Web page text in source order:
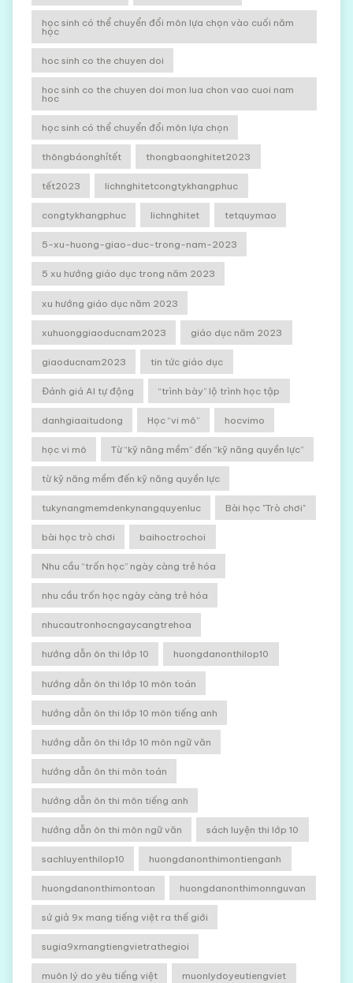
học sinh có thể chuyển đổi môn lựa chọn vào cuối năm
học
hoc sinh co the chuyen doi
hoc sinh co the chuyen doi mon lua chon vao cuoi nam
hoc
học sinh có thể chuyển đổi môn lựa chọn
thôngbáonghỉtết thongbaonghitet2023
tết2023 lichnghitetcongtykhangphuc
congtykhangphuc lichnghitet tetquymao
5-xu-huong-giao-duc-trong-nam-2023
5 xu hướng giáo dục trong năm 2023
xu hướng giáo dục năm 2023
xuhuonggiaoducnam2023 giáo dục năm 2023
giaoducnam2023 tin tức giáo dục
Đánh giá AI tự động “trình bày” lộ trình học tập
danhgiaaitudong Học “vi mô” hocvimo
học vi mô Từ “kỹ năng mềm” đến “kỹ năng quyền lực”
từ kỹ năng mềm đến kỹ năng quyền lực
tukynangmemdenkynangquyenluc Bài học "Trò chơi"
bài học trò chơi baihoctrochoi
Nhu cầu “trốn học” ngày càng trẻ hóa
nhu cầu trốn học ngày càng trẻ hóa
nhucautronhocngaycangtrehoa
hướng dẫn ôn thi lớp 10 huongdanonthilop10
hướng dẫn ôn thi lớp 10 môn toán
hướng dẫn ôn thi lớp 10 môn tiếng anh
hướng dẫn ôn thi lớp 10 môn ngữ văn
hướng dẫn ôn thi môn toán
hướng dẫn ôn thi môn tiếng anh
hướng dẫn ôn thi môn ngữ văn sách luyện thi lớp 10
sachluyenthilop10 huongdanonthimontienganh
huongdanonthimontoan huongdanonthimonnguvan
sứ giả 9x mang tiếng việt ra thế giới
sugia9xmangtiengvietrathegioi
muôn lý do yêu tiếng việt muonlydoyeutiengviet